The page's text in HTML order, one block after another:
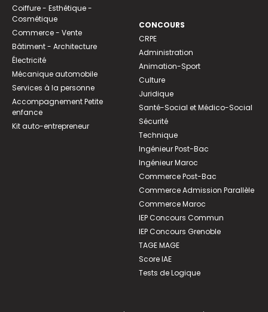
Coiffure - Esthétique -
Cosmétique
Commerce - Vente
Bâtiment - Architecture
Électricité
Mécanique automobile
Services à la personne
Accompagnement Petite
enfance
Kit auto-entrepreneur
CONCOURS
CRPE
Administration
Animation-Sport
Culture
Juridique
Santé-Social et Médico-Social
Sécurité
Technique
Ingénieur Post-Bac
Ingénieur Maroc
Commerce Post-Bac
Commerce Admission Parallèle
Commerce Maroc
IEP Concours Commun
IEP Concours Grenoble
TAGE MAGE
Score IAE
Tests de Logique